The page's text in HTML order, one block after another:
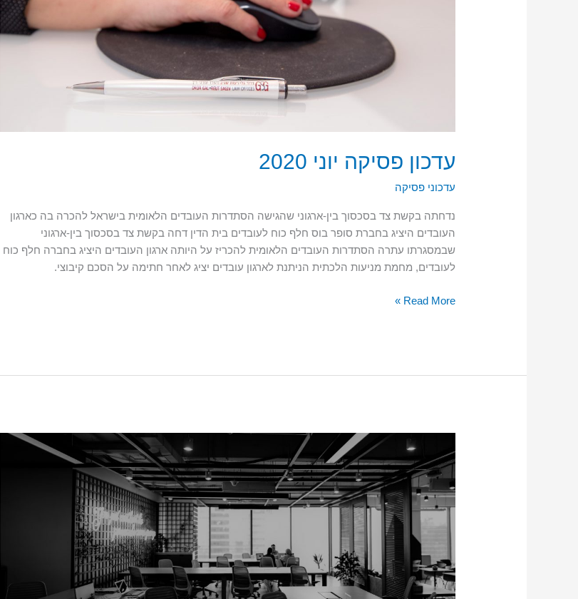
עדכון פסיקה יוני 2020
עדכוני פסיקה
נדחתה בקשת צד בסכסוך בין-ארגוני שהגישה הסתדרות העובדים הלאומית בישראל להכרה בה כארגון
העובדים היציג בחברת סופר בוס חלף כוח לעובדים בית הדין דחה בקשת צד בסכסוך בין-ארגוני
שבמסגרתו עתרה הסתדרות העובדים הלאומית להכריז על היותה ארגון העובדים היציג בחברה חלף כוח
לעובדים, מחמת מניעות הלכתית הניתנת לארגון עובדים יציג לאחר חתימה על הסכם קיבוצי.
Read More »
פסיקה
ינואר
2020